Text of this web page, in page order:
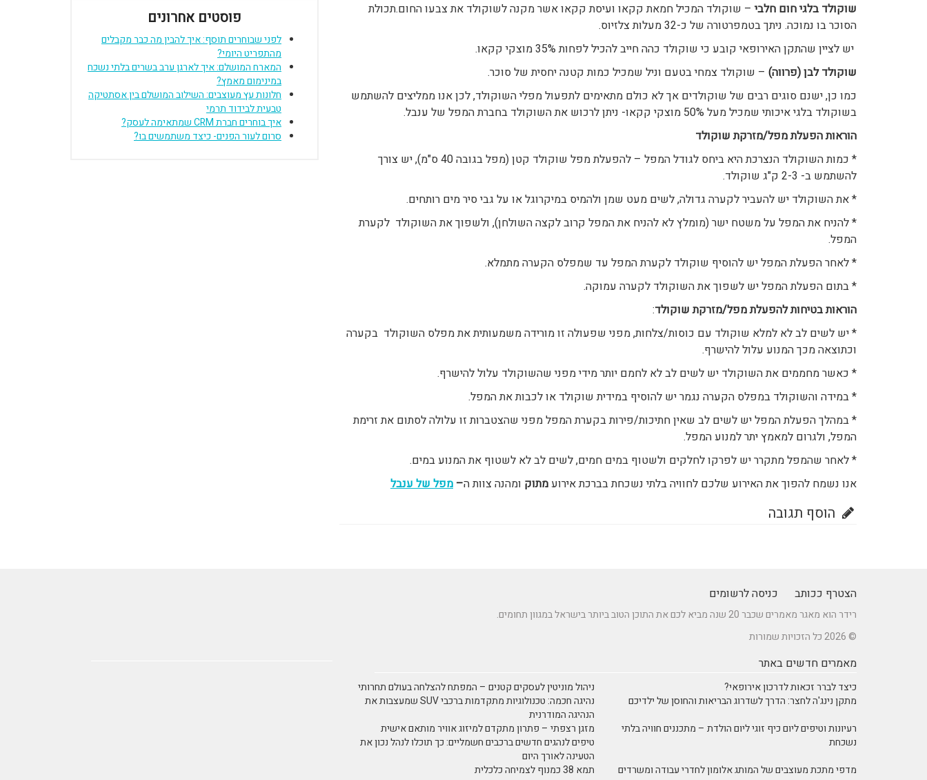
שוקולד בלגי חום חלבי – שוקולד המכיל חמאת קקאו ועיסת קקאו אשר מקנה לשוקולד את צבעו החום.תכולת
הסוכר בו נמוכה. ניתך בטמפרטורה של כ-32 מעלות צלזיוס.
יש לציין שהתקן האירופאי קובע כי שוקולד כהה חייב להכיל לפחות 35% מוצקי קקאו.
שוקולד לבן (פרווה) – שוקולד צמחי בטעם וניל שמכיל כמות קטנה יחסית של סוכר.
כמו כן, ישנם סוגים רבים של שוקולדים אך לא כולם מתאימים לתפעול מפלי השוקולד, לכן אנו ממליצים להשתמש
בשוקולד בלגי איכותי שמכיל מעל 50% מוצקי קקאו- ניתן לרכוש את השוקולד בחברת המפל של ענבל.
הוראות הפעלת מפל/מזרקת שוקולד
* כמות השוקולד הנצרכת היא ביחס לגודל המפל – להפעלת מפל שוקולד קטן (מפל בגובה 40 ס"מ), יש צורך
להשתמש ב- 2-3 ק"ג שוקולד.
* את השוקולד יש להעביר לקערה גדולה, לשים מעט שמן ולהמיס במיקרוגל או על גבי סיר מים רותחים.
* להניח את המפל על משטח ישר (מומלץ לא להניח את המפל קרוב לקצה השולחן), ולשפוך את השוקולד לקערת
המפל.
* לאחר הפעלת המפל יש להוסיף שוקולד לקערת המפל עד שמפלס הקערה מתמלא.
* בתום הפעלת המפל יש לשפוך את השוקולד לקערה עמוקה.
הוראות בטיחות להפעלת מפל/מזרקת שוקולד:
* יש לשים לב לא למלא שוקולד עם כוסות/צלחות, מפני שפעולה זו מורידה משמעותית את מפלס השוקולד בקערה
וכתוצאה מכך המנוע עלול להישרף.
* כאשר מחממים את השוקולד יש לשים לב לא לחמם יותר מידי מפני שהשוקולד עלול להישרף.
* במידה והשוקולד במפלס הקערה נגמר יש להוסיף במידית שוקולד או לכבות את המפל.
* במהלך הפעלת המפל יש לשים לב שאין חתיכות/פירות בקערת המפל מפני שהצטברות זו עלולה לסתום את זרימת
המפל, ולגרום למאמץ יתר למנוע המפל.
* לאחר שהמפל מתקרר יש לפרקו לחלקים ולשטוף במים חמים, לשים לב לא לשטוף את המנוע במים.
אנו נשמח להפוך את האירוע שלכם לחוויה בלתי נשכחת בברכת אירוע מתוק ומהנה צוות ה– מפל של ענבל
הוסף תגובה
פוסטים אחרונים
לפני שבוחרים תוסף: איך להבין מה כבר מקבלים
מהתפריט היומי?
המארח המושלם: איך לארגן ערב בשרים בלתי נשכח
במינימום מאמץ?
חלונות עץ מעוצבים: השילוב המושלם בין אסתטיקה
טבעית לבידוד תרמי
איך בוחרים חברת CRM שמתאימה לעסק?
סרום לעור הפנים- כיצד משתמשים בו?
הצטרף ככותב כניסה לרשומים
רידר הוא מאגר מאמרים שכבר 20 שנה מביא לכם את התוכן הטוב ביותר בישראל במגוון תחומים.
© 2026 כל הזכויות שמורות
מאמרים חדשים באתר
כיצד לברר זכאות לדרכון אירופאי?
ניהול מוניטין לעסקים קטנים – המפתח להצלחה בעולם תחרותי
מתקן נינג'ה לחצר: הדרך לשדרוג הבריאות והחוסן של ילדיכם
נהיגה חכמה: טכנולוגיות מתקדמות ברכבי SUV שמעצבות את
הנהיגה המודרנית
רעיונות וטיפים ליום כיף זוגי ליום הולדת – מתכננים חוויה בלתי
נשכחת
מזגן רצפתי – פתרון מתקדם למיזוג אוויר מותאם אישית
טיפים לנהגים חדשים ברכבים חשמליים: כך תוכלו לנהל נכון את
הטעינה לאורך היום
מדפי מתכת מעוצבים של המותג אלומון לחדרי עבודה ומשרדים
תמא 38 כמנוף לצמיחה כלכלית